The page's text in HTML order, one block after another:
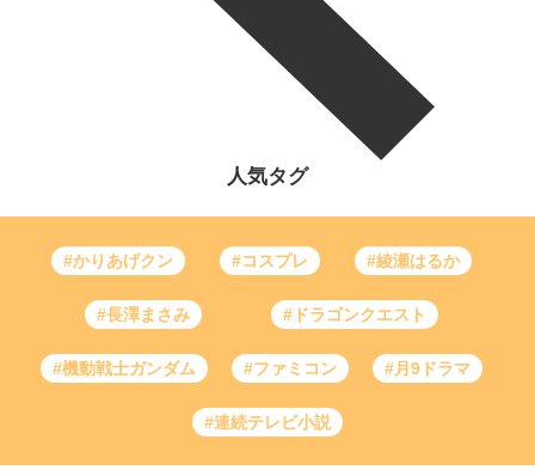
人気タグ
#かりあげクン #コスプレ #綾瀬はるか
#長澤まさみ #ドラゴンクエスト
#機動戦士ガンダム #ファミコン #月9ドラマ
#連続テレビ小説